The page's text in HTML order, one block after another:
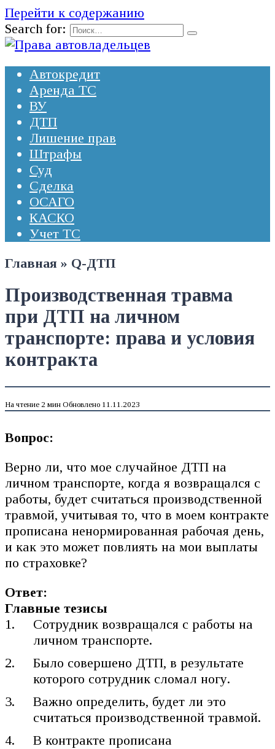
Перейти к содержанию
Search for:
Автокредит
Аренда ТС
ВУ
ДТП
Лишение прав
Штрафы
Суд
Сделка
ОСАГО
КАСКО
Учет ТС
Главная » Q-ДТП
Производственная травма
при ДТП на личном
транспорте: права и условия
контракта
На чтение 2 мин Обновлено 11.11.2023
Вопрос:
Верно ли, что мое случайное ДТП на
личном транспорте, когда я возвращался с
работы, будет считаться производственной
травмой, учитывая то, что в моем контракте
прописана ненормированная рабочая день,
и как это может повлиять на мои выплаты
по страховке?
Ответ:
Главные тезисы
Сотрудник возвращался с работы на
личном транспорте.
Было совершено ДТП, в результате
которого сотрудник сломал ногу.
Важно определить, будет ли это
считаться производственной травмой.
В контракте прописана